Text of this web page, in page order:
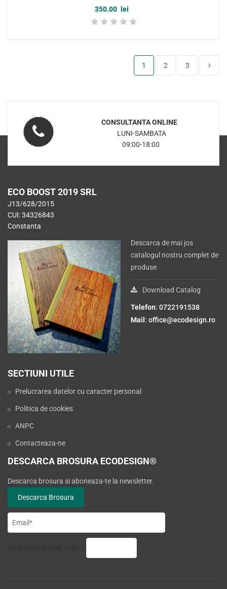
350.00
lei
1 2 3
URMARESTE-NE SI PE SOCIAL MEDIA
PRIMUL CARE VA VEDEA NOILE NOASTRE
CREATII
ECO BOOST 2019 SRL
J13/628/2015
CUI: 34326843
Constanta
Descarca de mai jos
catalogul nostru complet de
produse
Download Catalog
Telefon: 0722191538
Mail : office@ecodesign.ro
SECTIUNI UTILE
Prelucrarea datelor cu caracter personal
Politica de cookies
ANPC
Contacteaza-ne
DESCARCA BROSURA ECODESIGN®
Descarca brosura si aboneaza-te la newsletter.